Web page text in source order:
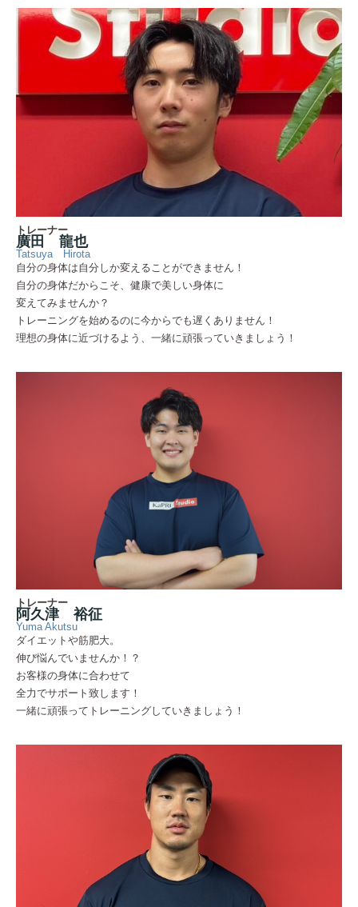
トレーナー
廣田 龍也
Tatsuya Hirota
自分の身体は自分しか変えることができません！
自分の身体だからこそ、健康で美しい身体に
変えてみませんか？
トレーニングを始めるのに今からでも遅くありません！
理想の身体に近づけるよう、一緒に頑張っていきましょう！
トレーナー
阿久津 裕征
Yuma Akutsu
ダイエットや筋肥大。
伸び悩んでいませんか！？
お客様の身体に合わせて
全力でサポート致します！
一緒に頑張ってトレーニングしていきましょう！